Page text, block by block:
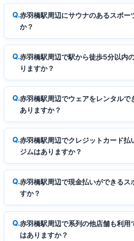
赤羽橋駅周辺にサウナのあるスポー
か？
赤羽橋駅周辺で駅から徒歩5分以内
りますか？
赤羽橋駅周辺でウェアをレンタルで
ありますか？
赤羽橋駅周辺でクレジットカード払
ジムはありますか？
赤羽橋駅周辺で現金払いができるス
すか？
赤羽橋駅周辺で系列の他店舗も利用
はありますか？